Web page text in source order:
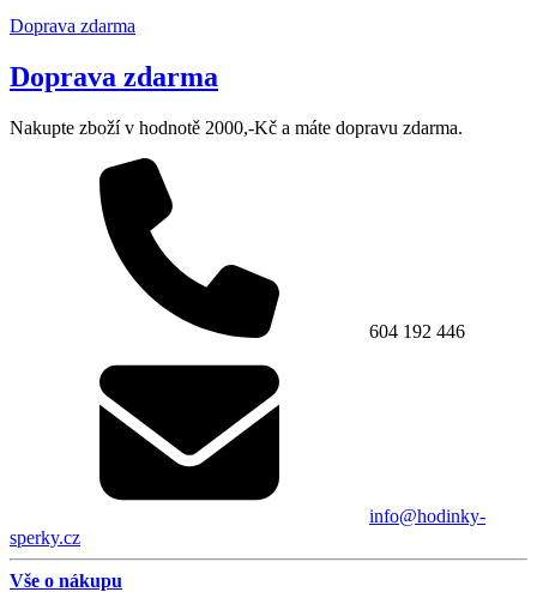
Doprava zdarma
Doprava zdarma
Nakupte zboží v hodnotě 2000,-Kč a máte dopravu zdarma.
604 192 446
info@hodinky-
sperky.cz
Vše o nákupu